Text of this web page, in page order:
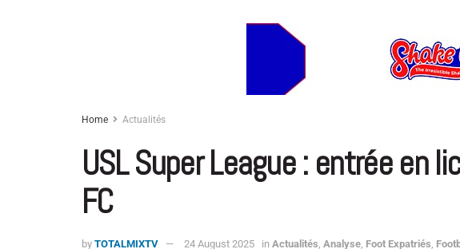
Home Actualités
USL Super League : entrée en
FC
by TOTALMIXTV 24 August 2025 in Actualités Analyse Foot Expatriés